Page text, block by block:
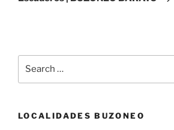
LOCALIDADES BUZONEO